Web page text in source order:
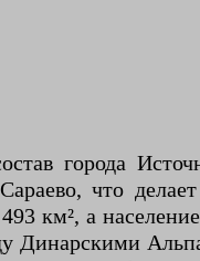
города
что
км², а
Динарскими